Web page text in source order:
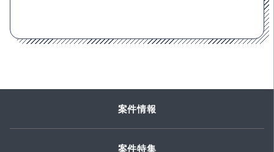
案件情報
案件特集